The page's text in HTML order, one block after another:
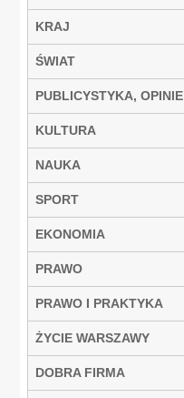
KRAJ
ŚWIAT
PUBLICYSTYKA, OPINIE
KULTURA
NAUKA
SPORT
EKONOMIA
PRAWO
PRAWO I PRAKTYKA
ŻYCIE WARSZAWY
DOBRA FIRMA